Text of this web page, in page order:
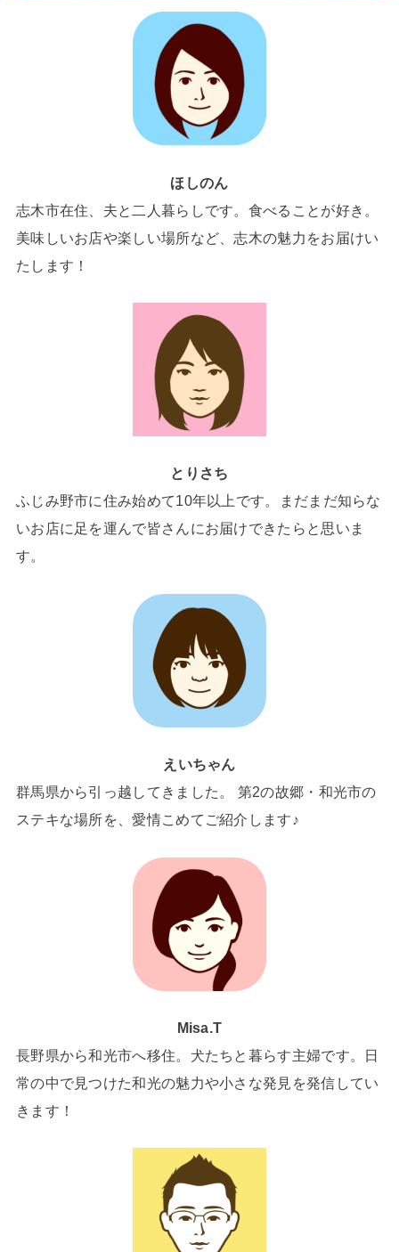
ほしのん
志木市在住、夫と二人暮らしです。食べることが好き。
美味しいお店や楽しい場所など、志木の魅力をお届けい
たします！
とりさち
ふじみ野市に住み始めて10年以上です。まだまだ知らな
いお店に足を運んで皆さんにお届けできたらと思いま
す。
えいちゃん
群馬県から引っ越してきました。 第2の故郷・和光市の
ステキな場所を、愛情こめてご紹介します♪
Misa.T
長野県から和光市へ移住。犬たちと暮らす主婦です。日
常の中で見つけた和光の魅力や小さな発見を発信してい
きます！